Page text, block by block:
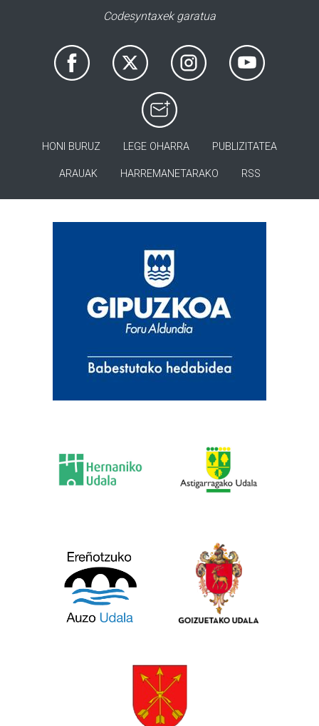
Codesyntaxek garatua
HONI BURUZ LEGE OHARRA PUBLIZITATEA
ARAUAK HARREMANETARAKO RSS